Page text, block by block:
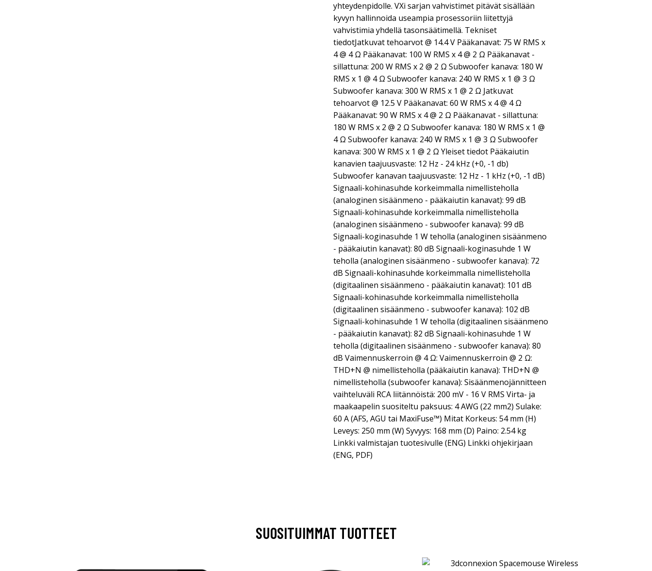
yhteydenpidolle. VXi sarjan vahvistimet pitävät sisällään
kyvyn hallinnoida useampia prosessoriin liitettyjä
vahvistimia yhdellä tasonsäätimellä. Tekniset
tiedotJatkuvat tehoarvot @ 14.4 V Pääkanavat: 75 W RMS x
4 @ 4 Ω Pääkanavat: 100 W RMS x 4 @ 2 Ω Pääkanavat -
sillattuna: 200 W RMS x 2 @ 2 Ω Subwoofer kanava: 180 W
RMS x 1 @ 4 Ω Subwoofer kanava: 240 W RMS x 1 @ 3 Ω
Subwoofer kanava: 300 W RMS x 1 @ 2 Ω Jatkuvat
tehoarvot @ 12.5 V Pääkanavat: 60 W RMS x 4 @ 4 Ω
Pääkanavat: 90 W RMS x 4 @ 2 Ω Pääkanavat - sillattuna:
180 W RMS x 2 @ 2 Ω Subwoofer kanava: 180 W RMS x 1 @
4 Ω Subwoofer kanava: 240 W RMS x 1 @ 3 Ω Subwoofer
kanava: 300 W RMS x 1 @ 2 Ω Yleiset tiedot Pääkaiutin
kanavien taajuusvaste: 12 Hz - 24 kHz (+0, -1 db)
Subwoofer kanavan taajuusvaste: 12 Hz - 1 kHz (+0, -1 dB)
Signaali-kohinasuhde korkeimmalla nimellisteholla
(analoginen sisäänmeno - pääkaiutin kanavat): 99 dB
Signaali-kohinasuhde korkeimmalla nimellisteholla
(analoginen sisäänmeno - subwoofer kanava): 99 dB
Signaali-koginasuhde 1 W teholla (analoginen sisäänmeno
- pääkaiutin kanavat): 80 dB Signaali-koginasuhde 1 W
teholla (analoginen sisäänmeno - subwoofer kanava): 72
dB Signaali-kohinasuhde korkeimmalla nimellisteholla
(digitaalinen sisäänmeno - pääkaiutin kanavat): 101 dB
Signaali-kohinasuhde korkeimmalla nimellisteholla
(digitaalinen sisäänmeno - subwoofer kanava): 102 dB
Signaali-kohinasuhde 1 W teholla (digitaalinen sisäänmeno
- pääkaiutin kanavat): 82 dB Signaali-kohinasuhde 1 W
teholla (digitaalinen sisäänmeno - subwoofer kanava): 80
dB Vaimennuskerroin @ 4 Ω: Vaimennuskerroin @ 2 Ω:
THD+N @ nimellisteholla (pääkaiutin kanava): THD+N @
nimellisteholla (subwoofer kanava): Sisäänmenojännitteen
vaihteluväli RCA liitännöistä: 200 mV - 16 V RMS Virta- ja
maakaapelin suositeltu paksuus: 4 AWG (22 mm2) Sulake:
60 A (AFS, AGU tai MaxiFuse™) Mitat Korkeus: 54 mm (H)
Leveys: 250 mm (W) Syvyys: 168 mm (D) Paino: 2.54 kg
Linkki valmistajan tuotesivulle (ENG) Linkki ohjekirjaan
(ENG, PDF)
SUOSITUIMMAT TUOTTEET